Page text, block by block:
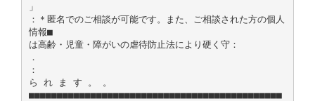
」
：＊匿名でのご相談が可能です。また、ご相談された方の個人
情報■
は高齢・児童・障がいの虐待防止法により硬く守：
．
：
ら れ ま す 。 。
■■■■■■■■■■■■■■■■■■■■■■■■■■■■■■■■■■■■■■■■■■■■■